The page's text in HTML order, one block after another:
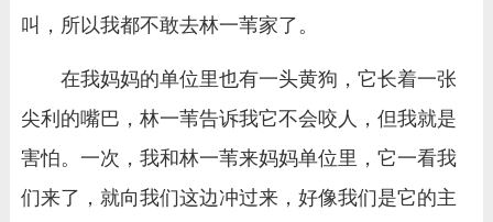
叫，所以我都不敢去林一苇家了。
在我妈妈的单位里也有一头黄狗，它长着一张
尖利的嘴巴，林一苇告诉我它不会咬人，但我就是
害怕。一次，我和林一苇来妈妈单位里，它一看我
们来了，就向我们这边冲过来，好像我们是它的主